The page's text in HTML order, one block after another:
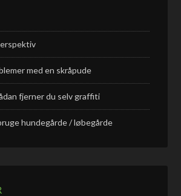
med en skråpude
fjerner du selv graffiti
hundegårde / løbegårde